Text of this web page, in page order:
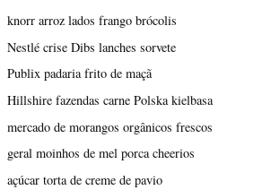
knorr arroz lados frango brócolis
Nestlé crise Dibs lanches sorvete
Publix padaria frito de maçã
Hillshire fazendas carne Polska kielbasa
mercado de morangos orgânicos frescos
geral moinhos de mel porca cheerios
açúcar torta de creme de pavio